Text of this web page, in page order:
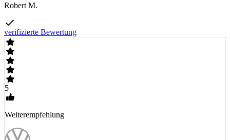
Robert M.
verifizierte Bewertung
5
Weiterempfehlung